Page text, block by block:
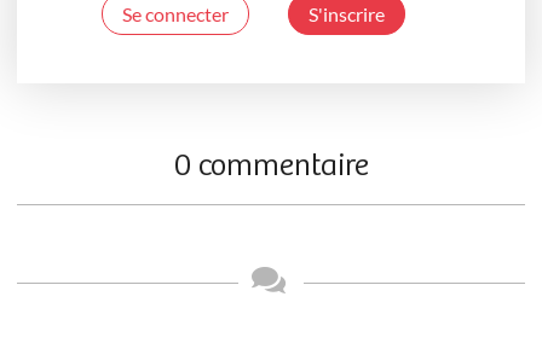
Se connecter S'inscrire
0 commentaire